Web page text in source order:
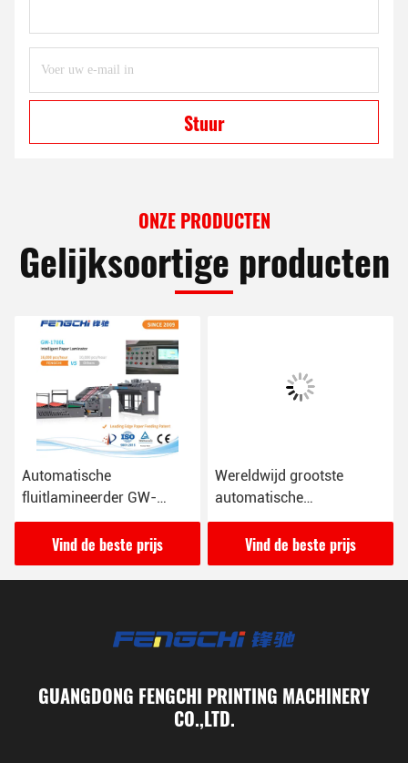
Stuur
ONZE PRODUCTEN
Gelijksoortige producten
Automatische
fluitlamineerder GW-
1700L met snelheid 16000
vellen/uur
Vind de beste prijs
Wereldwijd grootste
automatische
fluitlamineerder GW-
2200LVind de beste prijs
GUANGDONG FENGCHI PRINTING MACHINERY
CO.,LTD.